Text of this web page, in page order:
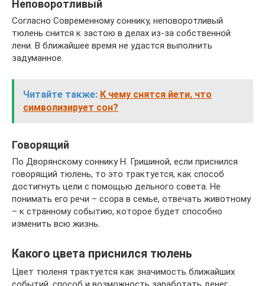
Неповоротливый
Согласно Современному соннику, неповоротливый
тюлень снится к застою в делах из-за собственной
лени. В ближайшее время не удастся выполнить
задуманное.
Читайте также: К чему снятся йети, что
символизирует сон?
Говорящий
По Дворянскому соннику Н. Гришиной, если приснился
говорящий тюлень, то это трактуется, как способ
достигнуть цели с помощью дельного совета. Не
понимать его речи – ссора в семье, отвечать животному
– к странному событию, которое будет способно
изменить всю жизнь.
Какого цвета приснился тюлень
Цвет тюленя трактуется как значимость ближайших